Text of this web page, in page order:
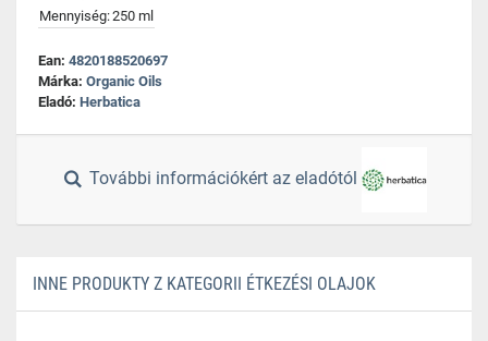
Mennyiség:250 ml
Ean: 4820188520697
Márka: Organic Oils
Eladó: Herbatica
További információkért az eladótól
INNE PRODUKTY Z KATEGORII ÉTKEZÉSI OLAJOK